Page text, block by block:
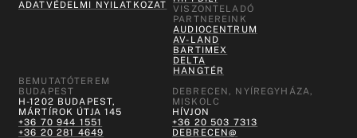
ADATVÉDELMI NYILATKOZAT
VISZONTELADÓ
PARTNEREINK
AUDIOCENTRUM
AV-LAND
BARTIMEX
DELTA
HANGTÉR
BEMUTATÓTEREM
BUDAPEST
H-1202 BUDAPEST,
MÁRTÍROK ÚTJA 145
+36 70 944 1551
+36 20 281 4649
DEBRECEN, NYÍREGYHÁZA,
MISKOLC
HÍVJON
+36 20 503 7313
DEBRECEN@